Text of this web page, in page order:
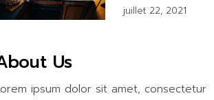
juillet 22, 2021
Us
ipsum dolor sit amet, consectetur